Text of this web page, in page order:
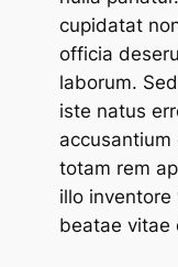
cupidatat
officia
laborum.
iste natus
totam rem
illo
beatae vitae